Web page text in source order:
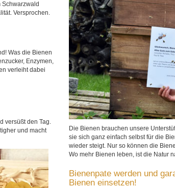
Versprochen.
Was die Bienen
Enzymen,
verleiht dabei
versüßt den Tag.
und macht
Die Bienen brauchen unsere
sie sich ganz einfach selbst für die
wieder steigt. Nur so können die
Wo mehr Bienen leben, ist die Natur
Bienenpate werden und
Bienen einsetzen!